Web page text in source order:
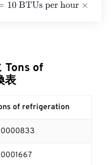
per hour×0.0000833333
Tons of
表
of refrigeration